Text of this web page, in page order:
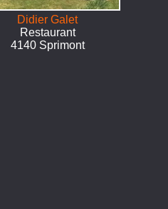
Didier Galet
Restaurant
4140 Sprimont